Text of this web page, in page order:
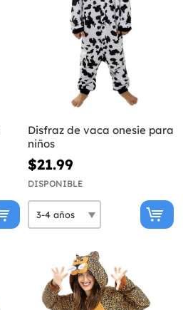
Disfraz de vaca onesie para
niños
$21.99
DISPONIBLE